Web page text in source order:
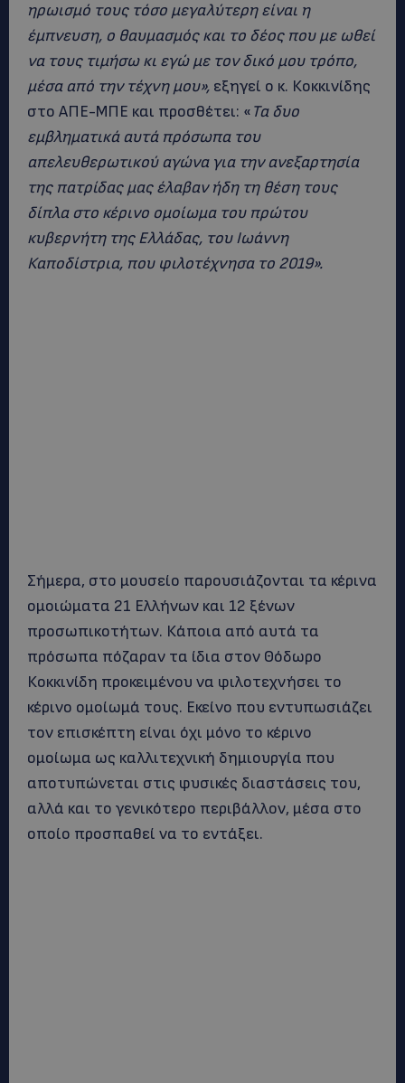
ηρωισμό τους τόσο μεγαλύτερη είναι η
έμπνευση, ο θαυμασμός και το δέος που με ωθεί
να τους τιμήσω κι εγώ με τον δικό μου τρόπο,
μέσα από την τέχνη μου», εξηγεί ο κ. Κοκκινίδης
στο ΑΠΕ-ΜΠΕ και προσθέτει: «Τα δυο
εμβληματικά αυτά πρόσωπα του
απελευθερωτικού αγώνα για την ανεξαρτησία
της πατρίδας μας έλαβαν ήδη τη θέση τους
δίπλα στο κέρινο ομοίωμα του πρώτου
κυβερνήτη της Ελλάδας, του Ιωάννη
Καποδίστρια, που φιλοτέχνησα το 2019».
Σήμερα, στο μουσείο παρουσιάζονται τα κέρινα
ομοιώματα 21 Ελλήνων και 12 ξένων
προσωπικοτήτων. Κάποια από αυτά τα
πρόσωπα πόζαραν τα ίδια στον Θόδωρο
Κοκκινίδη προκειμένου να φιλοτεχνήσει το
κέρινο ομοίωμά τους. Εκείνο που εντυπωσιάζει
τον επισκέπτη είναι όχι μόνο το κέρινο
ομοίωμα ως καλλιτεχνική δημιουργία που
αποτυπώνεται στις φυσικές διαστάσεις του,
αλλά και το γενικότερο περιβάλλον, μέσα στο
οποίο προσπαθεί να το εντάξει.